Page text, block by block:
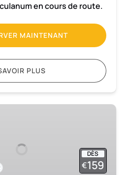
en cours de route.
MAINTENANT
PLUS
DÈS
€159